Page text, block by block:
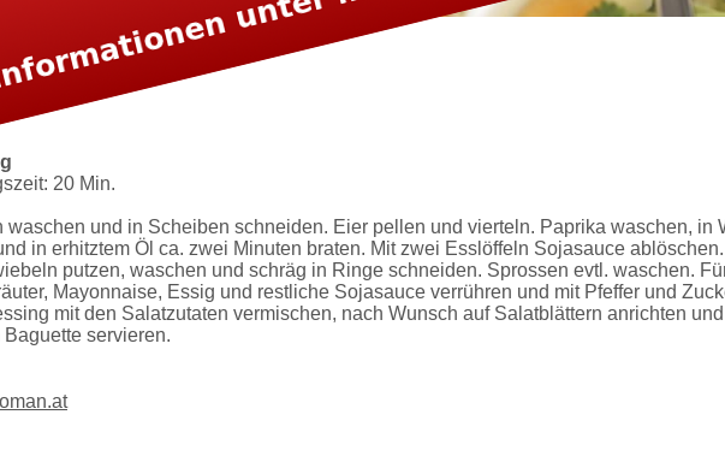
leichte Salatmayonnaise
Weißweinessig
gemahlener Pfeffer
20 Min.
waschen und in Scheiben schneiden. Eier pellen und vierteln. Paprika waschen, in
in erhitztem Öl ca. zwei Minuten braten. Mit zwei Esslöffeln Sojasauce ablöschen.
putzen, waschen und schräg in Ringe schneiden. Sprossen evtl. waschen.
Mayonnaise, Essig und restliche Sojasauce verrühren und mit Pfeffer und
mit den Salatzutaten vermischen, nach Wunsch auf Salatblättern anrichten
Baguette servieren.